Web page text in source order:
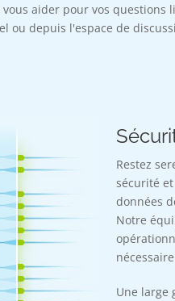
aider pour vos questions
ou depuis l'espace de
Restez
sécurité
données
Notre
Une large